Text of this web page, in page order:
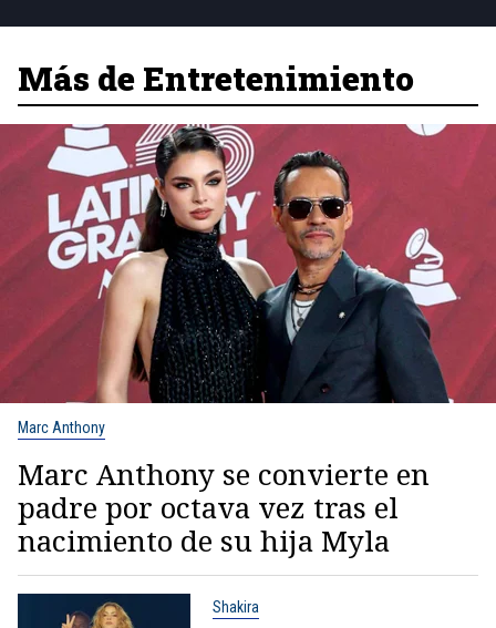
Más de Entretenimiento
Marc Anthony
Marc Anthony se convierte en
padre por octava vez tras el
nacimiento de su hija Myla
Shakira